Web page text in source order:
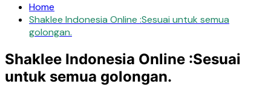
Home
Shaklee Indonesia Online :Sesuai untuk semua
golongan.
Shaklee Indonesia Online :Sesuai
untuk semua golongan.